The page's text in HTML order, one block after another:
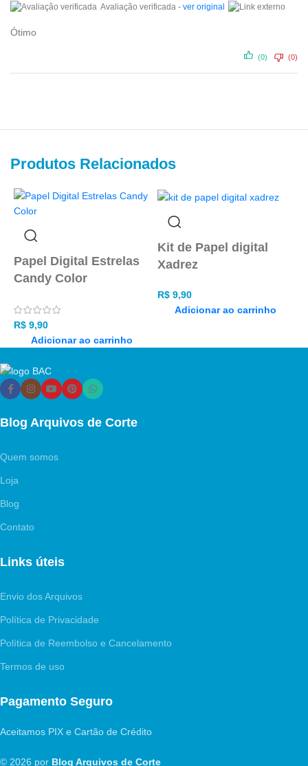
Avaliação verificada - ver original
Ótimo
(0) (0)
Produtos Relacionados
Papel Digital Estrelas
Candy Color
R$ 9,90
Adicionar ao carrinho
Kit de Papel digital
Xadrez
R$9,90
Adicionar ao carrinho
Blog Arquivos de Corte
Quem somos
Loja
Blog
Contato
Links úteis
Envio dos Arquivos
Política de Privacidade
Política de Reembolso e Cancelamento
Termos de uso
Pagamento Seguro
Aceitamos PIX e Cartão de Crédito
© 2026 por Blog Arquivos de Corte